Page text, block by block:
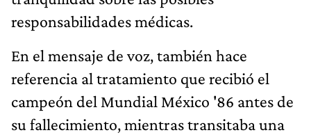
responsabilidades médicas.
En el mensaje de voz, también hace
referencia al tratamiento que recibió el
campeón del Mundial México '86 antes de
su fallecimiento, mientras transitaba una